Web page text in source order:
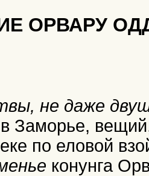
ОРВАРУ
не даже
Заморье,
по еловой
конунга